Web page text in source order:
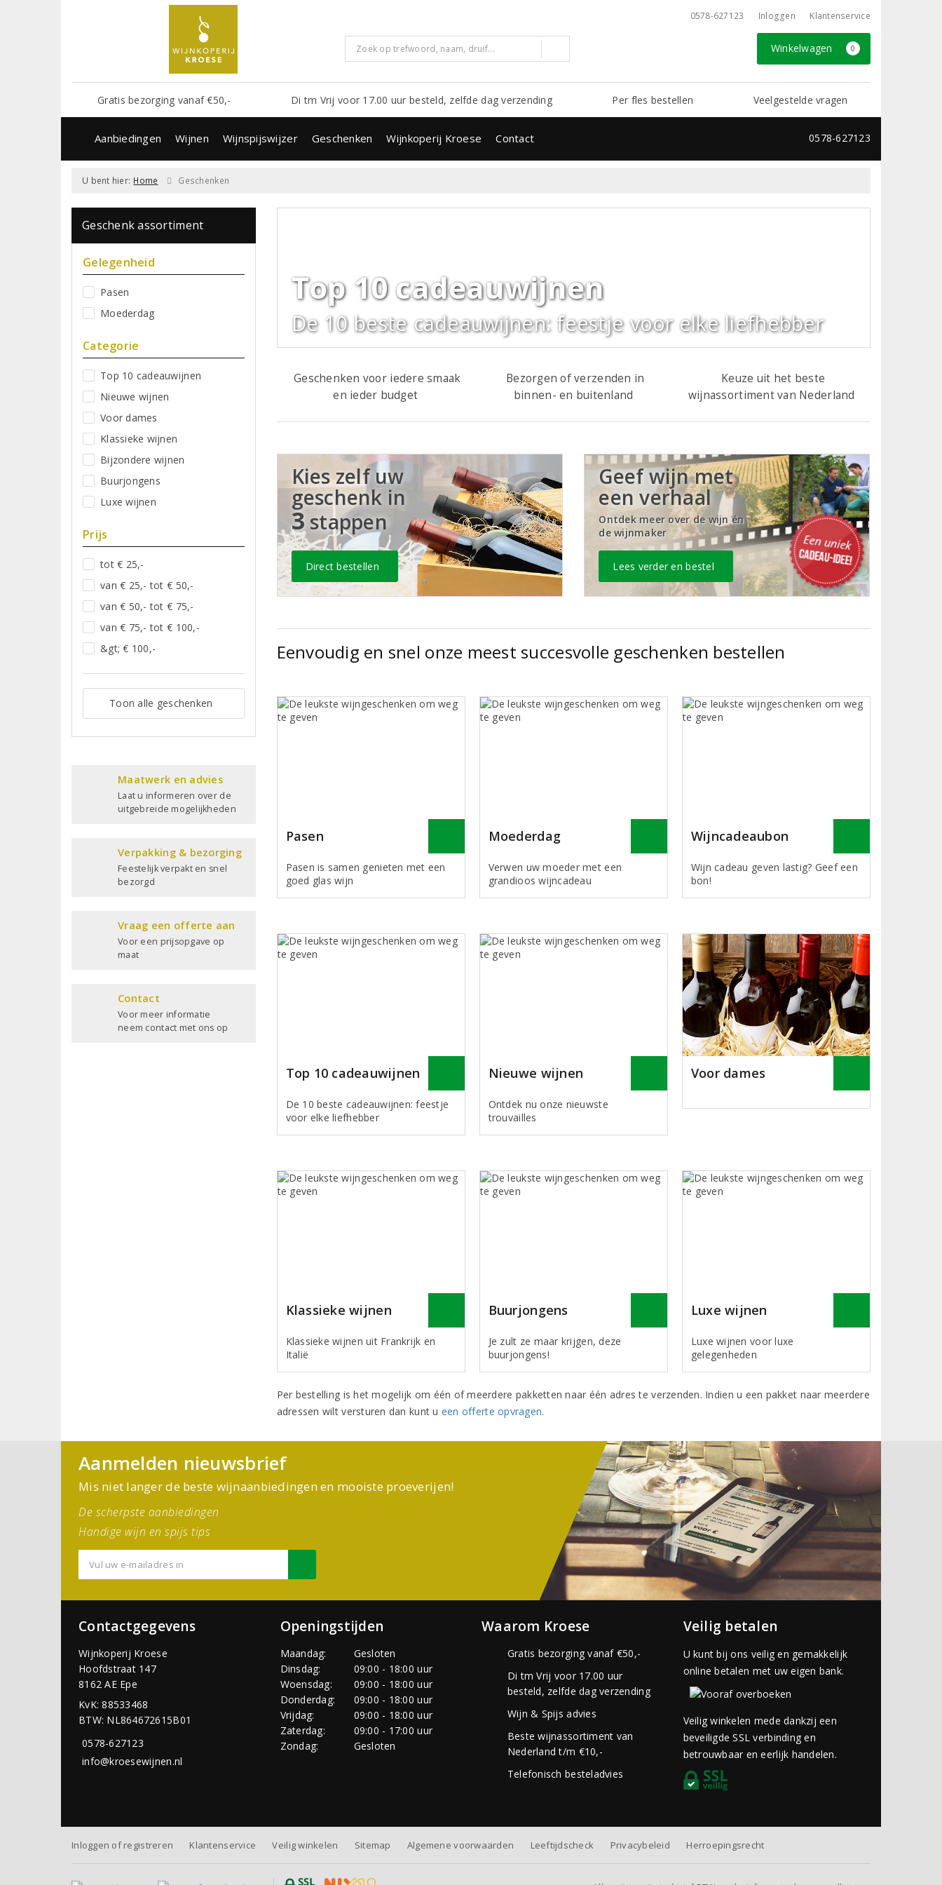
0578-627123 Inloggen Klantenservice
Winkelwagen 0
Gratis bezorging vanaf €50,- Di tm Vrij voor 17.00 uur besteld, zelfde dag verzending Per fles bestellen Veelgestelde vragen
Aanbiedingen Wijnen Wijnspijswijzer Geschenken Wijnkoperij Kroese Contact 0578-627123
U bent hier: Home Geschenken
Top 10 cadeauwijnen
De 10 beste cadeauwijnen: feestje voor elke liefhebber
Geschenken voor iedere smaak
en ieder budget
Bezorgen of verzenden in
binnen- en buitenland
Keuze uit het beste
wijnassortiment van Nederland
Kies zelf uw
geschenk in
3 stappen
Direct bestellen
Geef wijn met
een verhaal
Ontdek meer over dewijn én
de wijnmaker
Lees verder en bestel
Eenvoudig en snel onze meest succesvolle geschenken bestellen
Pasen
Pasen is samen genieten met een
goed glas wijn
Moederdag
Verwen uw moeder met een
grandioos wijncadeau
Wijncadeaubon
Wijn cadeau geven lastig? Geef een
bon!
Top 10 cadeauwijnen
De 10 beste cadeauwijnen: feestje
voor elke liefhebber
Nieuwe wijnen
Ontdek nu onze nieuwste
trouvailles
Voor dames
Klassieke wijnen
Klassieke wijnen uit Frankrijk en
Italië
Buurjongens
Je zult ze maar krijgen, deze
buurjongens!
Luxe wijnen
Luxe wijnen voor luxe
gelegenheden
Per bestelling is het mogelijk om één of meerdere pakketten naar één adres te verzenden. Indien u een pakket naar meerdere
adressen wilt versturen dan kunt u een offerte opvragen.
Geschenk assortiment
Gelegenheid
Pasen
Moederdag
Categorie
Top 10 cadeauwijnen
Nieuwe wijnen
Voor dames
Klassieke wijnen
Bijzondere wijnen
Buurjongens
Luxe wijnen
Prijs
tot € 25,-
van € 25,- tot € 50,-
van € 50,- tot € 75,-
van € 75,- tot € 100,-
&gt; € 100,-
Toon alle geschenken
Maatwerk en advies
Laat u informeren over de
uitgebreide mogelijkheden
Verpakking & bezorging
Feestelijk verpakt en snel
bezorgd
Vraag een offerte aan
Voor een prijsopgave op
maat
Contact
Voor meer informatie
neem contact met ons op
Aanmelden nieuwsbrief
Mis niet langer de beste wijnaanbiedingen en mooiste proeverijen!
De scherpste aanbiedingen
Handige wijn en spijs tips
Contactgegevens
Wijnkoperij Kroese
Hoofdstraat 147
8162 AE Epe
KvK: 88533468
BTW: NL864672615B01
0578-627123
info@kroesewijnen.nl
Openingstijden
Maandag:
Gesloten
Dinsdag:
09:00 - 18:00 uur
Woensdag:
09:00 - 18:00 uur
Donderdag:
09:00 - 18:00 uur
Vrijdag:
09:00 - 18:00 uur
Zaterdag:
09:00 - 17:00 uur
Zondag:
Gesloten
Waarom Kroese
Gratis bezorging vanaf €50,-
Di tm Vrij voor 17.00 uur
besteld, zelfde dag verzending
Wijn & Spijs advies
Beste wijnassortiment van
Nederland t/m €10,-
Telefonisch besteladvies
Veilig betalen
U kunt bij ons veilig en gemakkelijk
online betalen met uw eigen bank.
Veilig winkelen mede dankzij een
beveiligde SSL verbinding en
betrouwbaar en eerlijk handelen.
Inloggen of registreren Klantenservice Veilig winkelen Sitemap Algemene voorwaarden Leeftijdscheck Privacybeleid Herroepingsrecht